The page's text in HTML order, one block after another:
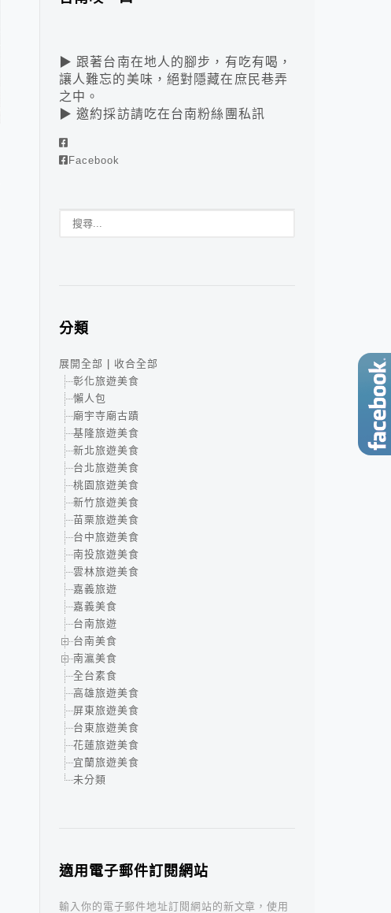
▶ 跟著台南在地人的腳步，有吃有喝，
讓人難忘的美味，絕對隱藏在庶民巷弄
之中。
▶ 邀約採訪請吃在台南粉絲團私訊
Facebook
分類
展開全部
收合全部
彰化旅遊美食
懶人包
廟宇寺廟古蹟
基隆旅遊美食
新北旅遊美食
台北旅遊美食
桃園旅遊美食
新竹旅遊美食
苗栗旅遊美食
台中旅遊美食
南投旅遊美食
雲林旅遊美食
嘉義旅遊
嘉義美食
台南旅遊
台南美食
南瀛美食
全台素食
高雄旅遊美食
屏東旅遊美食
台東旅遊美食
花蓮旅遊美食
宜蘭旅遊美食
未分類
適用電子郵件訂閱網站
輸入你的電子郵件地址訂閱網站的新文章，使用